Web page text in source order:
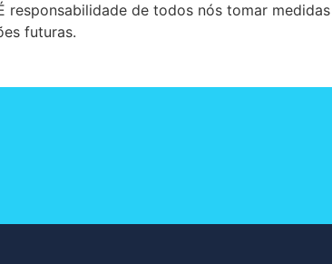
de todos nós tomar
futuras.